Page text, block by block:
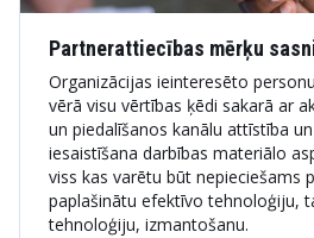
Partnerattiecības mērķu
Organizācijas ieinteresēto
vērā visu vērtības ķēdi sakarā ar
un piedalīšanos kanālu attīstība
iesaistīšana darbības materiālo
viss kas varētu būt nepieciešams
paplašinātu efektīvo tehnoloģiju,
tehnoloģiju, izmantošanu.